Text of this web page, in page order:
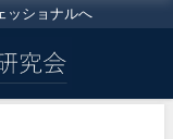
ッショナルへ